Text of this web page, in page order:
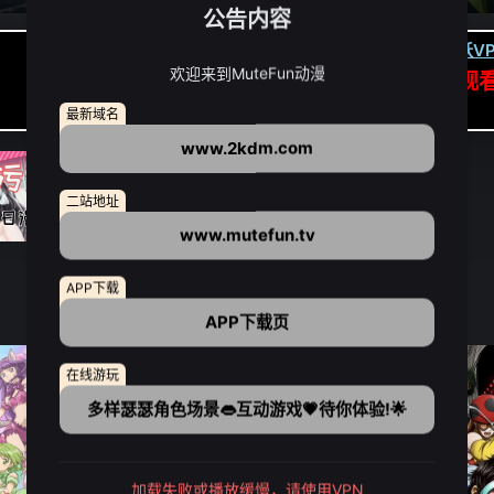
下载虎跃
APP高速专线可前往APP观
公告内容
欢迎来到MuteFun动漫
最新域名
www.2kdm.com
二站地址
www.mutefun.tv
APP下载
APP下载页
在线游玩
多样瑟瑟角色场景👄互动游戏💗待你体验!🌟
加载失败或播放缓慢，请使用VPN